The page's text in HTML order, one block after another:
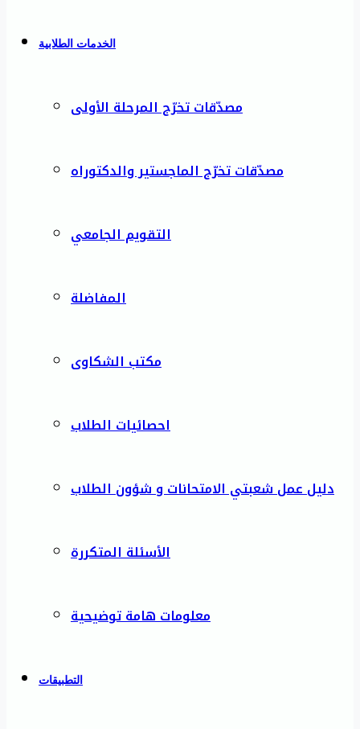
الخدمات الطلابية
مصدّقات تخرّج المرحلة الأولى
مصدّقات تخرّج الماجستير والدكتوراه
التقويم الجامعي
المفاضلة
مكتب الشكاوى
احصائيات الطلاب
دليل عمل شعبتي الامتحانات و شؤون الطلاب
الأسئلة المتكررة
معلومات هامة توضيحية
التطبيقات